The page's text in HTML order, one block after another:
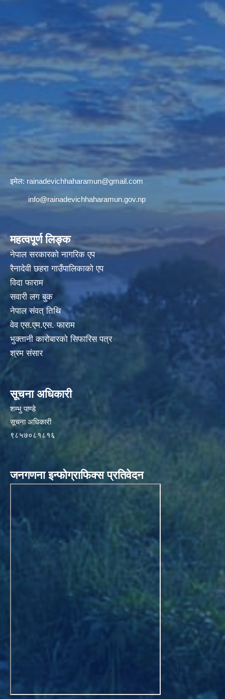
इमेल: rainadevichhaharamun@gmail.com
info@rainadevichhaharamun.gov.np
महत्वपूर्ण लिङ्क
नेपाल सरकारको नागरिक एप
रैनादेवी छहरा गाउँपालिकाको एप
विदा फाराम
सवारी लग बुक
नेपाल संवत् तिथि
वेव एस.एम.एस. फाराम
भुक्तानी कारोबारको सिफारिस पत्र
श्रम संसार
सूचना अधिकारी
शम्भु पाण्डे
सूचना अधिकारी
९८५७०८१८१६
जनगणना इन्फोग्राफिक्स प्रतिवेदन